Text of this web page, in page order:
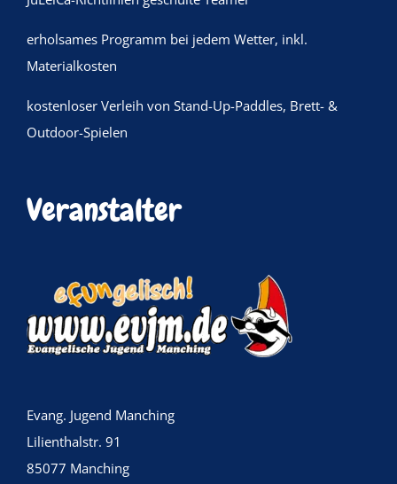
erholsames Programm bei jedem Wetter, inkl.
Materialkosten
kostenloser Verleih von Stand-Up-Paddles, Brett- &
Outdoor-Spielen
Veranstalter
Evang. Jugend Manching
Lilienthalstr. 91
85077 Manching